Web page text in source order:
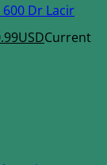
Dr Lacir
USDCurrent